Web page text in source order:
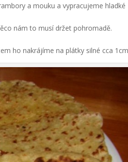
a mouku a vypracujeme hladké
nám to musí držet pohromadě.
ho nakrájíme na plátky silné cca